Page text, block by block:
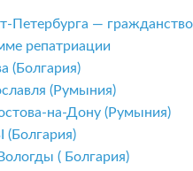
Петербурга — гражданство
репатриации
(Болгария)
(Румыния)
на-Дону (Румыния)
( Болгария)